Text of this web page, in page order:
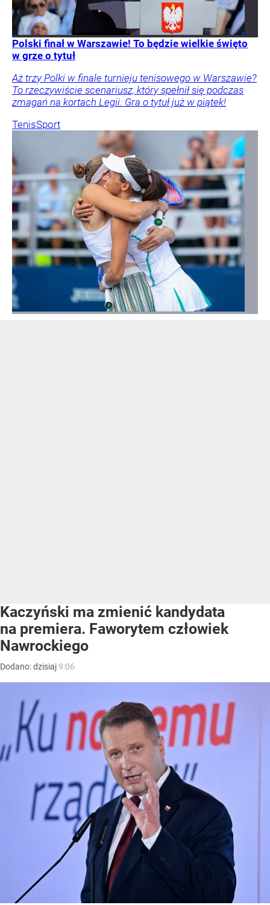
Polski finał w Warszawie! To będzie wielkie święto
w grze o tytuł
Aż trzy Polki w finale turnieju tenisowego w Warszawie?
To rzeczywiście scenariusz, który spełnił się podczas
zmagań na kortach Legii. Gra o tytuł już w piątek!
TenisSport
Kaczyński ma zmienić kandydata
na premiera. Faworytem człowiek
Nawrockiego
Dodano:dzisiaj9:06